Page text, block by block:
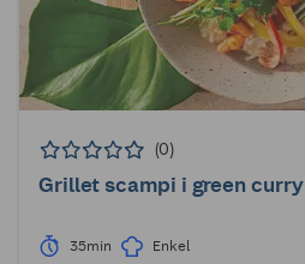
(0)
Grillet scampi i green curry
35min Enkel